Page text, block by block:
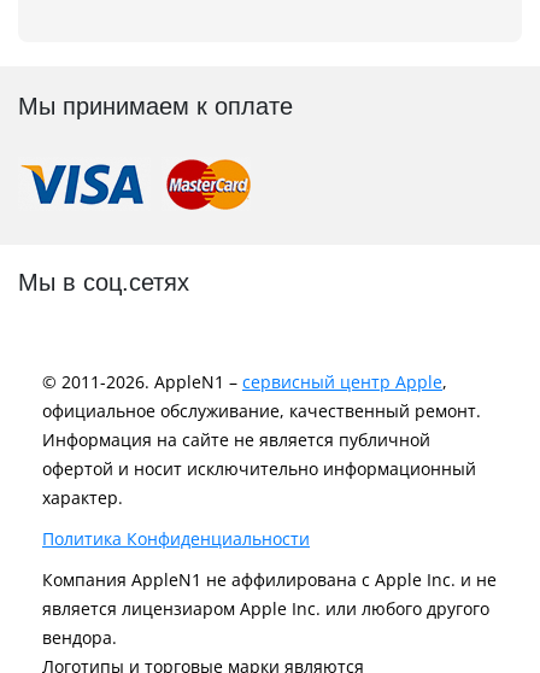
Мы принимаем к оплате
Мы в соц.сетях
© 2011-2026. AppleN1 – сервисный центр Apple,
официальное обслуживание, качественный ремонт.
Информация на сайте не является публичной
офертой и носит исключительно информационный
характер.
Политика Конфиденциальности
Компания AppleN1 не аффилирована c Apple Inc. и не
является лицензиаром Apple Inc. или любого другого
вендора.
Логотипы и торговые марки являются